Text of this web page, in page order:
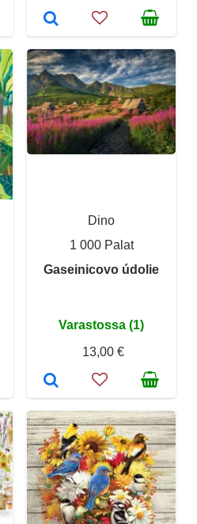
Dino
1 000 Palat
Gaseinicovo údolie
Varastossa (1)
13,00 €